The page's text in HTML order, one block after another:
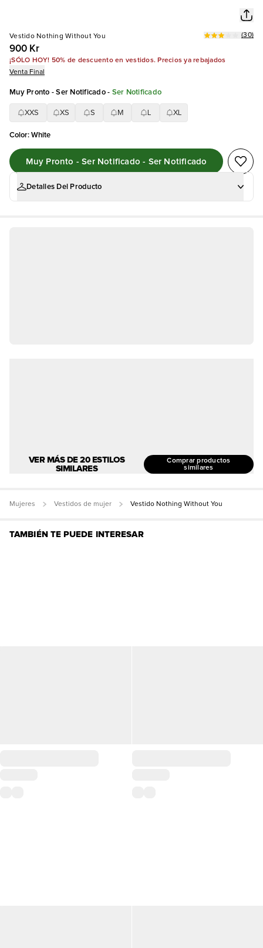
Vestido Nothing Without You
900 Kr
(30)
¡SÓLO HOY! 50% de descuento en vestidos. Precios ya rebajados
Venta Final
Muy Pronto - Ser Notificado- Ser Notificado
XXS XS S M XL
Color:White
Muy Pronto - Ser Notificado - Ser Notificado
Detalles Del Producto
VER MÁS DE 20 ESTILOS
SIMILARES
Comprar productos
similares
Mujeres Vestidos de mujer Vestido Nothing Without You
TAMBIÉN TE PUEDE INTERESAR